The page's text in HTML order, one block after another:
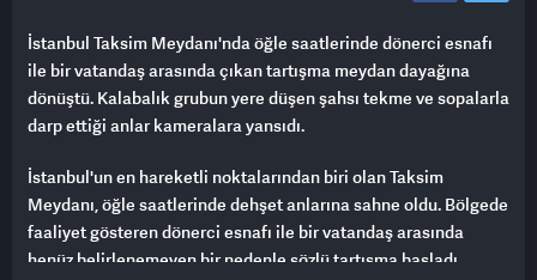
İstanbul Taksim Meydanı'nda öğle saatlerinde dönerci esnafı
ile bir vatandaş arasında çıkan tartışma meydan dayağına
dönüştü. Kalabalık grubun yere düşen şahsı tekme ve sopalarla
darp ettiği anlar kameralara yansıdı.
İstanbul'un en hareketli noktalarından biri olan Taksim
Meydanı, öğle saatlerinde dehşet anlarına sahne oldu. Bölgede
faaliyet gösteren dönerci esnafı ile bir vatandaş arasında
henüz belirlenemeyen bir nedenle sözlü tartışma başladı.